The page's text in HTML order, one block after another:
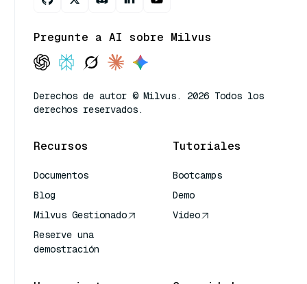
Pregunte a AI sobre Milvus
Derechos de autor © Milvus. 2026 Todos los
derechos reservados.
Recursos
Documentos
Blog
Milvus Gestionado
Reserve una
demostración
Tutoriales
Bootcamps
Demo
Video